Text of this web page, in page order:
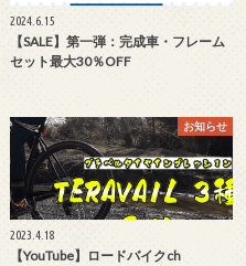
2024.6.15
【SALE】第一弾：完成車・フレーム
セット最大30％OFF
お知らせ
2023.4.18
【YouTube】ロードバイクch